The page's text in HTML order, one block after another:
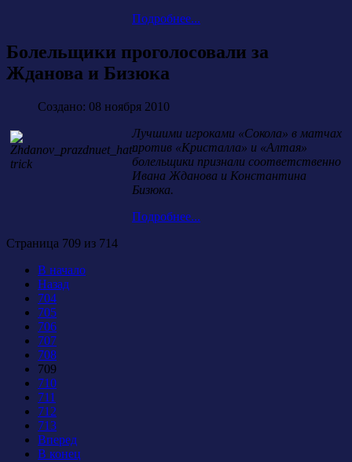
Подробнее...
Болельщики проголосовали за
Жданова и Бизюка
Создано: 08 ноября 2010
Лучшими игроками «Сокола» в матчах
против «Кристалла» и «Алтая»
болельщики признали соответственно
Ивана Жданова и Константина
Бизюка.
Подробнее...
Страница 709 из 714
В начало
Назад
704
705
706
707
708
709
710
711
712
713
Вперед
В конец